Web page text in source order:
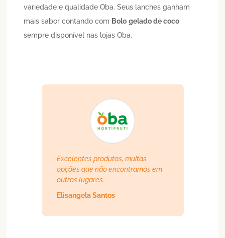
variedade e qualidade Oba. Seus lanches ganham
mais sabor contando com Bolo gelado de coco
sempre disponível nas lojas Oba.
Excelentes produtos, muitas
opções que não encontramos em
outros lugares.
Elisangela Santos